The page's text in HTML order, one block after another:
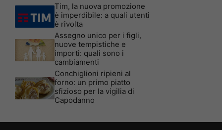
Tim, la nuova promozione
è imperdibile: a quali utenti
è rivolta
Assegno unico per i figli,
nuove tempistiche e
importi: quali sono i
cambiamenti
Conchiglioni ripieni al
forno: un primo piatto
sfizioso per la vigilia di
Capodanno